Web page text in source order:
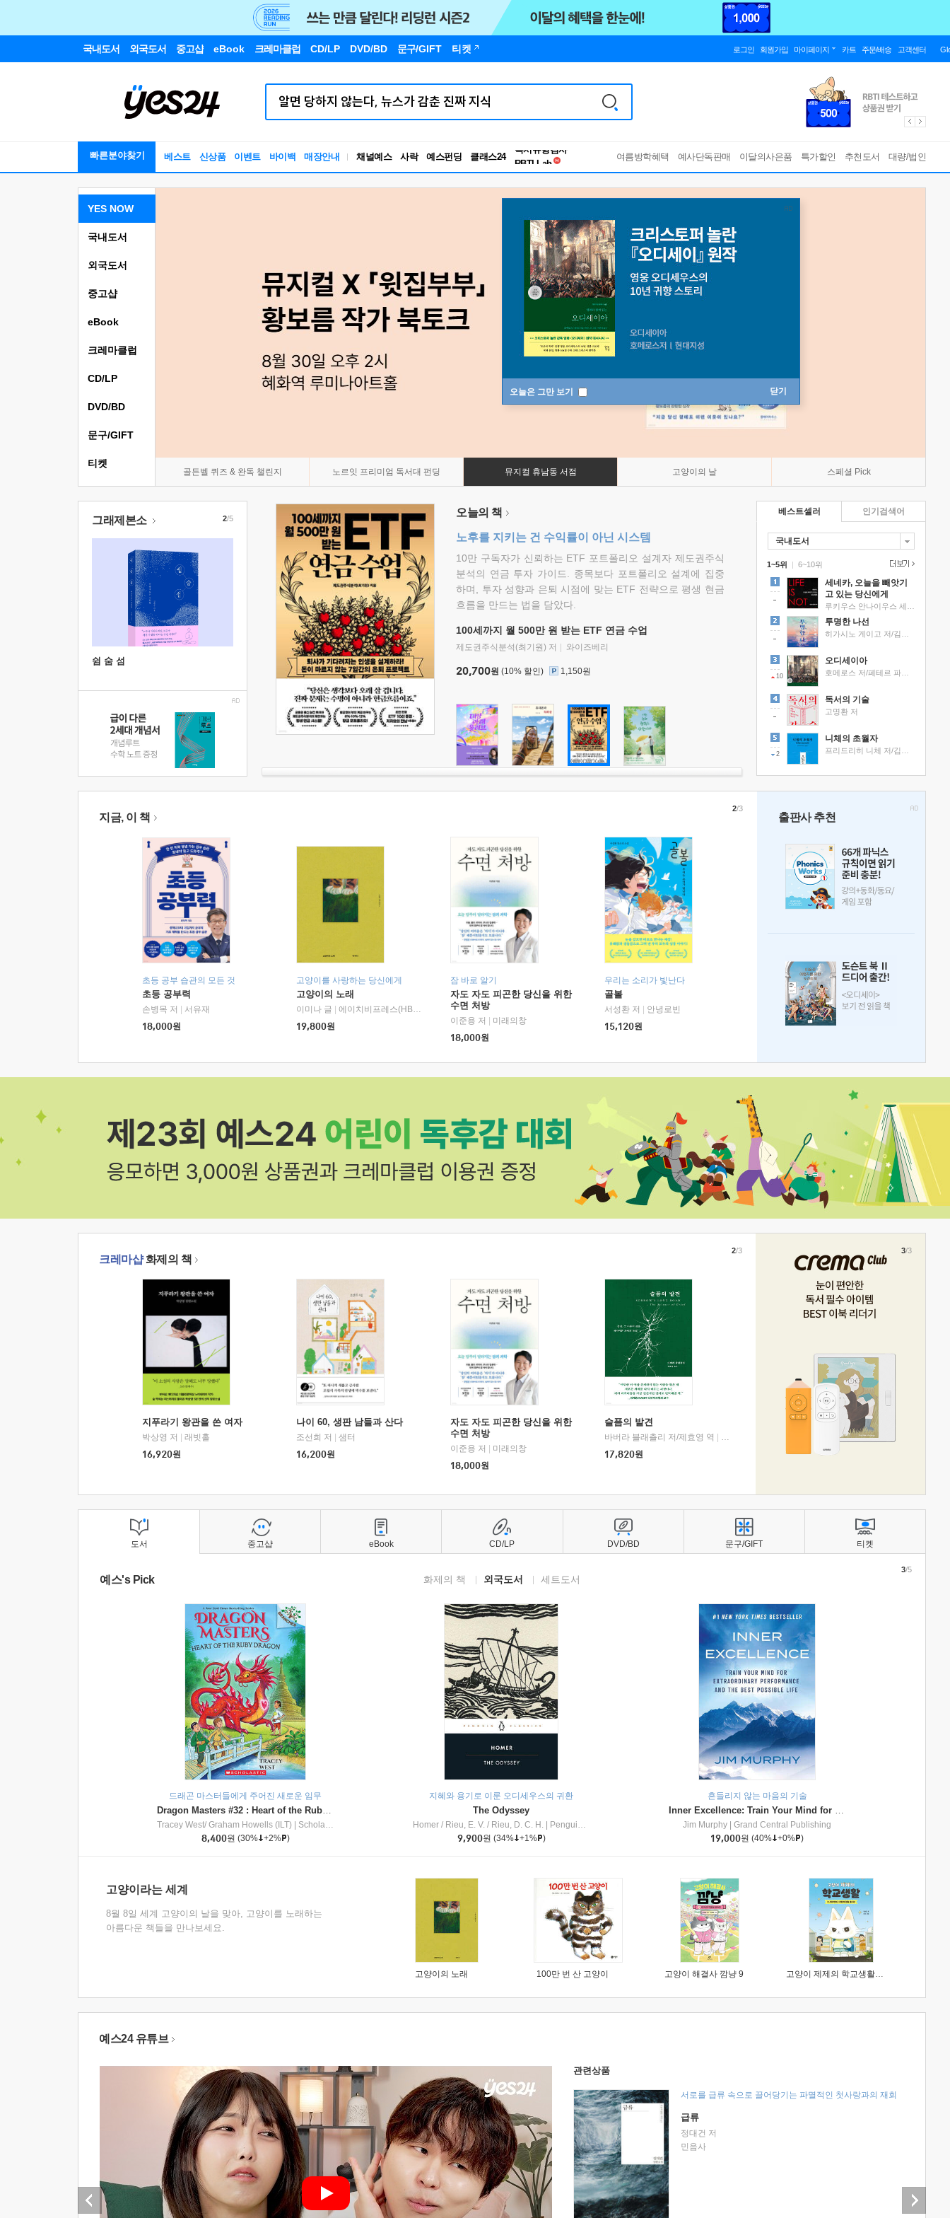
국내도서 외국도서 중고샵 eBook 크레마클럽 CD/LP DVD/BD 문구/GIFT 티켓 로그인 회원가입 마이페이지 카트 주문/배송 고객센터
빠른분야찾기 베스트 신상품 이벤트 바이백 매장안내 채널예스 사락 예스펀딩 클래스24
RBTI Lab
독서유형검사
여름방학혜택 예사단독판매 이달의사은품 특가할인 추천도서 대량/법인
오늘은 그만 보기 닫기
YES NOW
골든벨 퀴즈 & 완독 챌린지 노르잇 프리미엄 독서대 펀딩 뮤지컬 휴남동 서점 고양이의 날 스페셜 Pick
국내도서
외국도서
중고샵
eBook
크레마클럽
CD/LP
DVD/BD
문구/GIFT
티켓
그래제본소
쉼 숨 섬
2/5 오늘의 책
노후를 지키는 건 수익률이 아닌 시스템
10만 구독자가 신뢰하는 ETF 포트폴리오 설계자 제도권주식
분석의 연금 투자 가이드. 종목보다 포트폴리오 설계에 집중
하며, 투자 성향과 은퇴 시점에 맞는 ETF 전략으로 평생 현금
흐름을 만드는 법을 담았다.
100세까지 월 500만 원 받는 ETF 연금 수업
제도권주식분석(최기원) 저 와이즈베리
20,700원 (10% 할인) 1,150원
베스트셀러
국내도서
1~5위 |
세네카, 오늘을 빼앗기
고 있는 당신에게
투명한 나선
10
오디세이아
독서의 기술
고명환 저
2
니체의 초월자
6~10위
인기검색어
지금, 이 책
초등 공부 습관의 모든 것
초등 공부력
손병목 저
서유재
18,000원
고양이를 사랑하는 당신에게
고양이의 노래
이미나 글
에이치비프레스(HBPRESS)
19,800원
잠 바로 알기
자도 자도 피곤한 당신을 위한
수면 처방
이준용 저
미래의창
18,000원
우리는 소리가 빛난다
골볼
서성환 저
안녕로빈
15,120원
2/3
출판사 추천
크레마샵화제의 책
지푸라기 왕관을 쓴 여자
박상영 저
래빗홀
16,920원
나이 60, 생판 남들과 산다
조선희 저
샘터
16,200원
자도 자도 피곤한 당신을 위한
수면 처방
이준용 저
미래의창
18,000원
슬픔의 발견
바버라 블래츨리 저/제효영 역
디플롯
17,820원
2/3 3/3
도서
예스's Pick 화제의 책 외국도서 세트도서
드래곤 마스터들에게 주어진 새로운 임무
Dragon Masters #32 : Heart of the Ruby Dragon (A Branches Book)
Tracey West/ Graham Howells (ILT)
Scholastic Inc
8,400원 (30% +2% )
지혜와 용기로 이룬 오디세우스의 귀환
The Odyssey
Homer / Rieu, E. V. / Rieu, D. C. H.
Penguin Group
9,900원 (34% +1% )
흔들리지 않는 마음의 기술
Inner Excellence: Train Your Mind for Extraordinary Performance and the Best Possible Life
Jim Murphy
Grand Central Publishing
19,000원 (40% +0% )
3/5
고양이라는 세계
8월 8일 세계 고양이의 날을 맞아, 고양이를 노래하는
아름다운 책들을 만나보세요.
고양이의 노래 100만 번 산 고양이 고양이 해결사 깜냥 9 고양이 제제의 학교생활 1 : 초등학생이 이렇게 힘들 줄이야
중고샵 eBook CD/LP DVD/BD 문구/GIFT 티켓
예스24 유튜브
관련상품
서로를 급류 속으로 끌어당기는 파멸적인 첫사랑과의 재회
급류
정대건 저
민음사